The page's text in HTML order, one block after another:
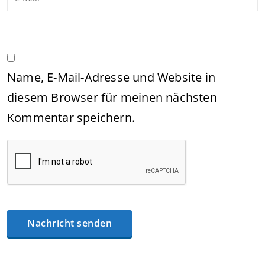
Name, E-Mail-Adresse und Website in
diesem Browser für meinen nächsten
Kommentar speichern.